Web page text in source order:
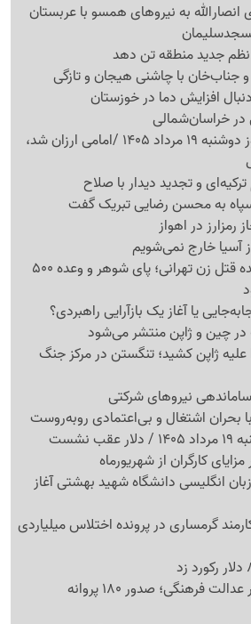
به نیروهای همسو با عربستان
نظم جدید منطقه تن دهد
جناب‌خان با چاشنی هیجان و تازگی
افزایش دما در خوزستان
قیمت طلا و سکه امروز دوشنبه 19 مرداد 1405 /امامی ارزان شد،
و تجدید دیدار با صلاح
سپاه به محسن رضایی تبریک گفت
آسیا خارج نمی‌شویم
اعتراف عجیب در پرونده قتل زن تهرانی؛ پای شوهر و وعده 500
یا آغاز یک بازآرایی راهبردی؟
در چین و ژاپن منتشر می‌شود
ژاپن کشید؛ تنگستن در مرکز جنگ
نیروهای شرکتی
با بحران اشتغال و بی‌اعتمادی روبه‌روست
کارگران از شهریورماه
انگلیسی دانشگاه شهید بهشتی آغاز
کیفرخواست 6 کارمند گرمساری در پرونده اختلاس میلیاردی
سینمای ایران در مسیر عدالت فرهنگی؛ صدور 180 پروانه